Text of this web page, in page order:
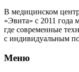
В медицинском
«Эвита» с 2011 года
где современные
с индивидуальным
Меню